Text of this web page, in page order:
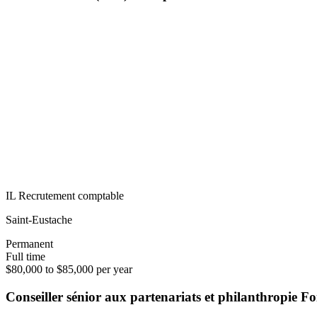
IL Recrutement comptable
Saint-Eustache
Permanent
Full time
$80,000 to $85,000 per year
Conseiller sénior aux partenariats et philanthropie